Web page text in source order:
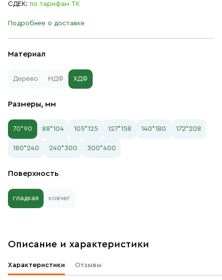
Материал
Дерево МДФ ХДФ
Размеры, мм
70*90 88*104 105*125 127*158 140*180 172*208
180*240 240*300 300*400
Поверхность
гладкая ковчег
СДЕК: по тарифам ТК
Подробнее о доставке
Описание и характеристики
Характеристики Отзывы